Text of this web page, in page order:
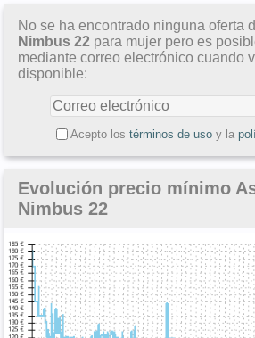
No se ha encontrado ninguna oferta
Nimbus 22 para mujer pero es
mediante correo electrónico cuando
disponible:
Acepto los términos de usoy la
Evolución precio mínimo
Nimbus 22